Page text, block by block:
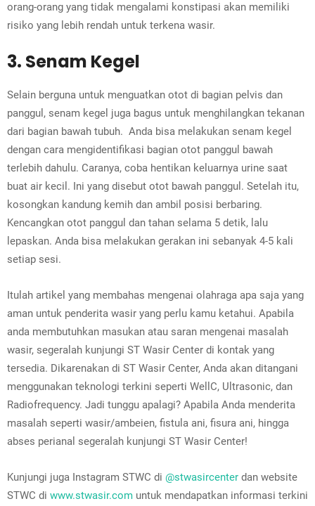
orang-orang yang tidak mengalami konstipasi akan memiliki
risiko yang lebih rendah untuk terkena wasir.
3. Senam Kegel
Selain berguna untuk menguatkan otot di bagian pelvis dan
panggul, senam kegel juga bagus untuk menghilangkan tekanan
dari bagian bawah tubuh. Anda bisa melakukan senam kegel
dengan cara mengidentifikasi bagian otot panggul bawah
terlebih dahulu. Caranya, coba hentikan keluarnya urine saat
buat air kecil. Ini yang disebut otot bawah panggul. Setelah itu,
kosongkan kandung kemih dan ambil posisi berbaring.
Kencangkan otot panggul dan tahan selama 5 detik, lalu
lepaskan. Anda bisa melakukan gerakan ini sebanyak 4-5 kali
setiap sesi.
Itulah artikel yang membahas mengenai olahraga apa saja yang
aman untuk penderita wasir yang perlu kamu ketahui. Apabila
anda membutuhkan masukan atau saran mengenai masalah
wasir, segeralah kunjungi ST Wasir Center di kontak yang
tersedia. Dikarenakan di ST Wasir Center, Anda akan ditangani
menggunakan teknologi terkini seperti WellC, Ultrasonic, dan
Radiofrequency. Jadi tunggu apalagi? Apabila Anda menderita
masalah seperti wasir/ambeien, fistula ani, fisura ani, hingga
abses perianal segeralah kunjungi ST Wasir Center!
Kunjungi juga Instagram STWC di @stwasircenter dan website
STWC di www.stwasir.com untuk mendapatkan informasi terkini